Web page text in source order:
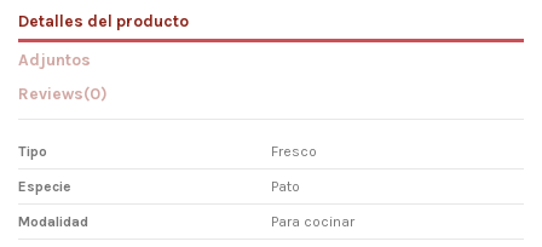
Detalles del producto
Adjuntos
Reviews(0)
Tipo Fresco
Especie Pato
Modalidad Para cocinar